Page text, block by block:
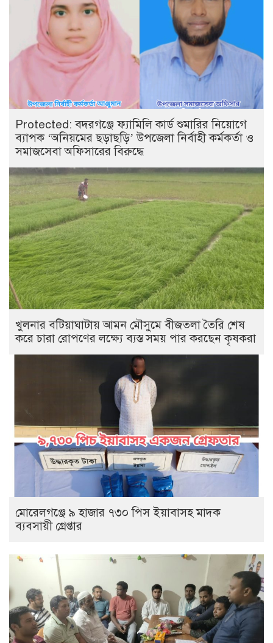
Protected: ‎বদরগঞ্জে ফ্যামিলি কার্ড শুমারির নিয়োগে
ব্যাপক ‘অনিয়মের ছড়াছড়ি’ উপজেলা নির্বাহী কর্মকর্তা ও
সমাজসেবা অফিসারের বিরুদ্ধে
খুলনার বটিয়াঘাটায় আমন মৌসুমে বীজতলা তৈরি শেষ
করে চারা রোপণের লক্ষ্যে ব্যস্ত সময় পার করছেন কৃষকরা
মোরেলগঞ্জে ৯ হাজার ৭৩০ পিস ইয়াবাসহ মাদক
ব্যবসায়ী গ্রেপ্তার